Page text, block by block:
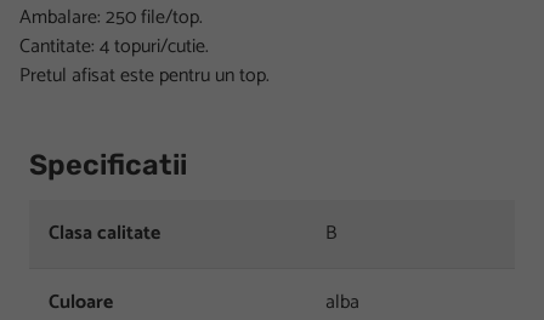
Ambalare: 250 file/top.
Cantitate: 4 topuri/cutie.
Pretul afisat este pentru un top.
Specificatii
Clasa calitate B
Culoare alba